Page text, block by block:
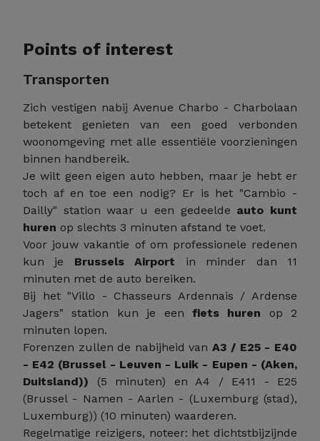
Points of interest
Transporten
Zich vestigen nabij Avenue Charbo - Charbolaan
betekent genieten van een goed verbonden
woonomgeving met alle essentiële voorzieningen
binnen handbereik.
Je wilt geen eigen auto hebben, maar je hebt er
toch af en toe een nodig? Er is het "Cambio -
Dailly" station waar u een gedeelde auto kunt
huren op slechts 3 minuten afstand te voet.
Voor jouw vakantie of om professionele redenen
kun je Brussels Airport in minder dan 11
minuten met de auto bereiken.
Bij het "Villo - Chasseurs Ardennais / Ardense
Jagers" station kun je een fiets huren op 2
minuten lopen.
Forenzen zullen de nabijheid van A3 / E25 - E40
- E42 (Brussel - Leuven - Luik - Eupen - (Aken,
Duitsland)) (5 minuten) en A4 / E411 - E25
(Brussel - Namen - Aarlen - (Luxemburg (stad),
Luxemburg)) (10 minuten) waarderen.
Regelmatige reizigers, noteer: het dichtstbijzijnde